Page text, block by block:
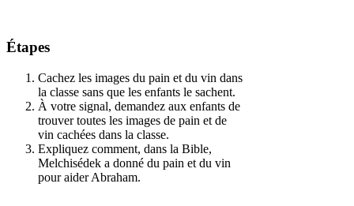
Étapes
Cachez les images du pain et du vin dans
la classe sans que les enfants le sachent.
À votre signal, demandez aux enfants de
trouver toutes les images de pain et de
vin cachées dans la classe.
Expliquez comment, dans la Bible,
Melchisédek a donné du pain et du vin
pour aider Abraham.